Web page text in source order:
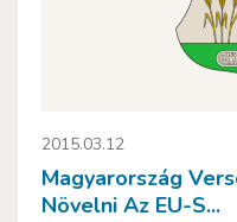
2015.03.12
Magyarország
Növelni Az EU-S...